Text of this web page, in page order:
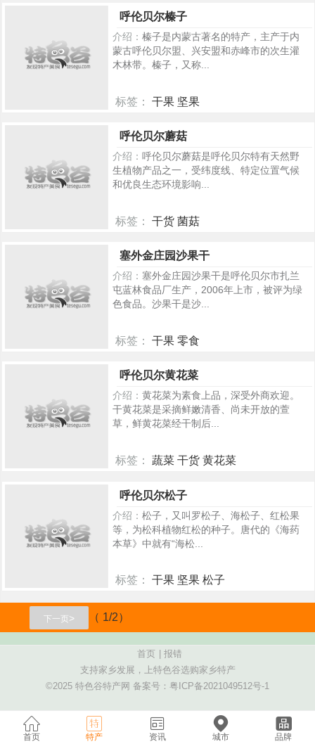
呼伦贝尔榛子
介绍： 榛子是内蒙古著名的特产，主产于内
蒙古呼伦贝尔盟、兴安盟和赤峰市的次生灌
木林带。榛子，又称...
标签： 干果 坚果
呼伦贝尔蘑菇
介绍： 呼伦贝尔蘑菇是呼伦贝尔特有天然野
生植物产品之一，受纬度线、特定位置气候
和优良生态环境影响...
标签： 干货 菌菇
塞外金庄园沙果干
介绍： 塞外金庄园沙果干是呼伦贝尔市扎兰
屯蓝林食品厂生产，2006年上市，被评为绿
色食品。沙果干是沙...
标签： 干果 零食
呼伦贝尔黄花菜
介绍： 黄花菜为素食上品，深受外商欢迎。
干黄花菜是采摘鲜嫩清香、尚未开放的萱
草，鲜黄花菜经干制后...
标签： 蔬菜 干货 黄花菜
呼伦贝尔松子
介绍： 松子，又叫罗松子、海松子、红松果
等，为松科植物红松的种子。唐代的《海药
本草》中就有“海松...
标签： 干果 坚果 松子
410
下一页 > （ 1/2）
首页 特产 资讯 城市 品牌
首页 | 报错
支持家乡发展，上特色谷选购家乡特产
©2025 特色谷特产网 备案号： 粤ICP备2021049512号-1